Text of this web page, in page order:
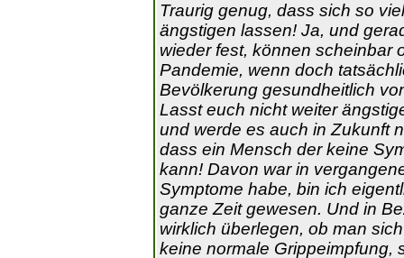
Traurig genug, dass sich so
ängstigen lassen! Ja, und
wieder fest, können scheinbar
Pandemie, wenn doch
Bevölkerung gesundheitlich
Lasst euch nicht weiter
und werde es auch in Zukunft
dass ein Mensch der keine
kann! Davon war in
Symptome habe, bin ich
ganze Zeit gewesen. Und in
wirklich überlegen, ob man
keine normale Grippeimpfung,